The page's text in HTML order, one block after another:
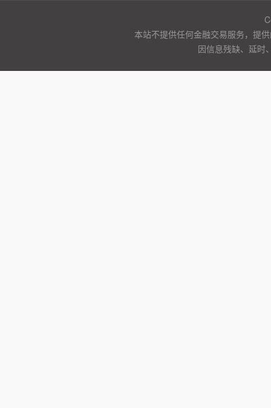
本站不提供任何金融交易服务，提
因信息残缺、延时